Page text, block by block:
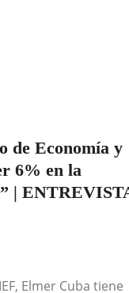
de Economía y
6% en la
|
Elmer Cuba tiene